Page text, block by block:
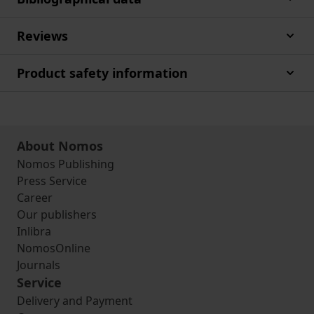
Reviews
Product safety information
About Nomos
Nomos Publishing
Press Service
Career
Our publishers
Inlibra
NomosOnline
Journals
Service
Delivery and Payment